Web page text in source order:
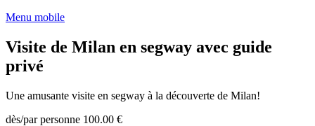
Menu mobile
Visite de Milan en segway avec guide
privé
Une amusante visite en segway à la découverte de Milan!
dès/par personne 100.00 €